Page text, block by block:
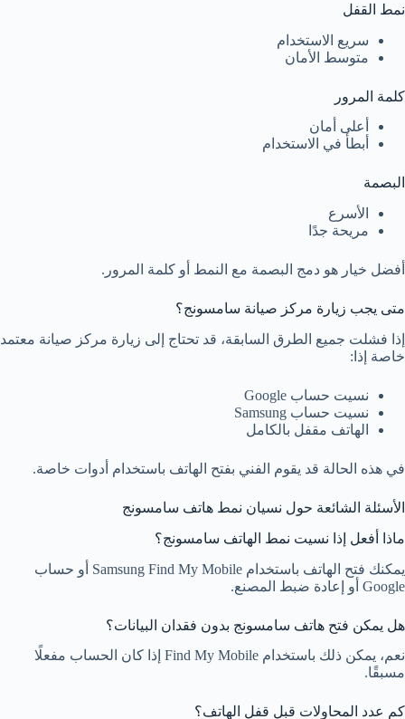
نمط القفل
سريع الاستخدام
متوسط الأمان
كلمة المرور
أعلى أمان
أبطأ في الاستخدام
البصمة
الأسرع
مريحة جدًا
أفضل خيار هو دمج البصمة مع النمط أو كلمة المرور.
متى يجب زيارة مركز صيانة سامسونج؟
إذا فشلت جميع الطرق السابقة، قد تحتاج إلى زيارة مركز صيانة معتمد
خاصة إذا:
نسيت حساب Google
نسيت حساب Samsung
الهاتف مقفل بالكامل
في هذه الحالة قد يقوم الفني بفتح الهاتف باستخدام أدوات خاصة.
الأسئلة الشائعة حول نسيان نمط هاتف سامسونج
ماذا أفعل إذا نسيت نمط الهاتف سامسونج؟
يمكنك فتح الهاتف باستخدام Samsung Find My Mobile أو حساب
Google أو إعادة ضبط المصنع.
هل يمكن فتح هاتف سامسونج بدون فقدان البيانات؟
نعم، يمكن ذلك باستخدام Find My Mobile إذا كان الحساب مفعلًا
مسبقًا.
كم عدد المحاولات قبل قفل الهاتف؟